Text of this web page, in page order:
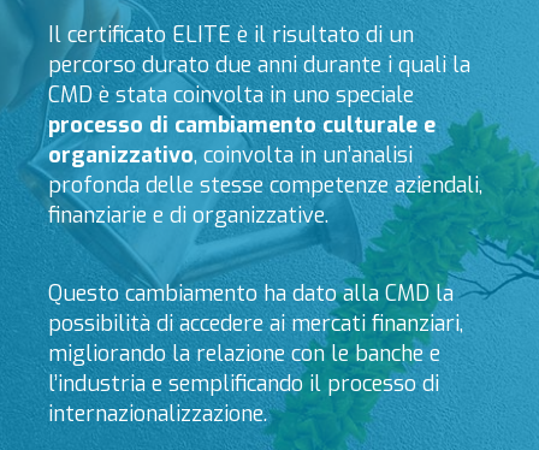
Il certificato ELITE è il risultato di un
percorso durato due anni durante i quali la
CMD è stata coinvolta in uno speciale
processo di cambiamento culturale e
organizzativo, coinvolta in un’analisi
profonda delle stesse competenze aziendali,
finanziarie e di organizzative.
Questo cambiamento ha dato alla CMD la
possibilità di accedere ai mercati finanziari,
migliorando la relazione con le banche e
l’industria e semplificando il processo di
internazionalizzazione.